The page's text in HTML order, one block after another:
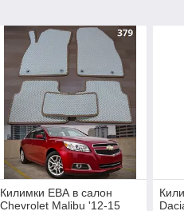
Килимки ЕВА в салон
Chevrolet Malibu '12-15